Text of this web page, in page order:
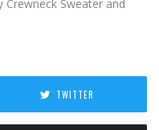
TWITTER